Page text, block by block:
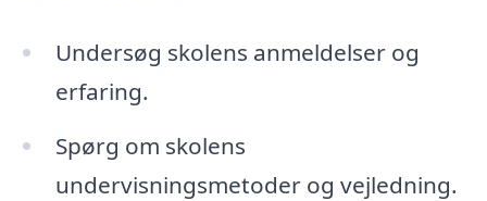
Undersøg skolens anmeldelser og
erfaring.
Spørg om skolens
undervisningsmetoder og vejledning.